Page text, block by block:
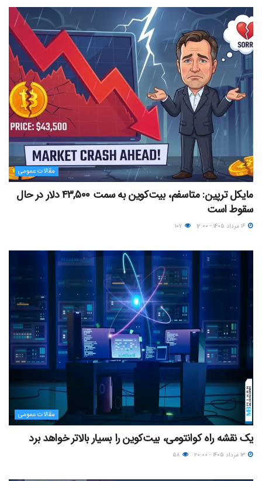
مقالات عمومی
مایکل ترپین: متاسفم، بیت‌کوین به سمت ۴۳,۵۰۰ دلار در حال
سقوط است
مقالات عمومی
یک نقشه راه کوانتومی، بیت‌کوین را بسیار بالاتر خواهد برد